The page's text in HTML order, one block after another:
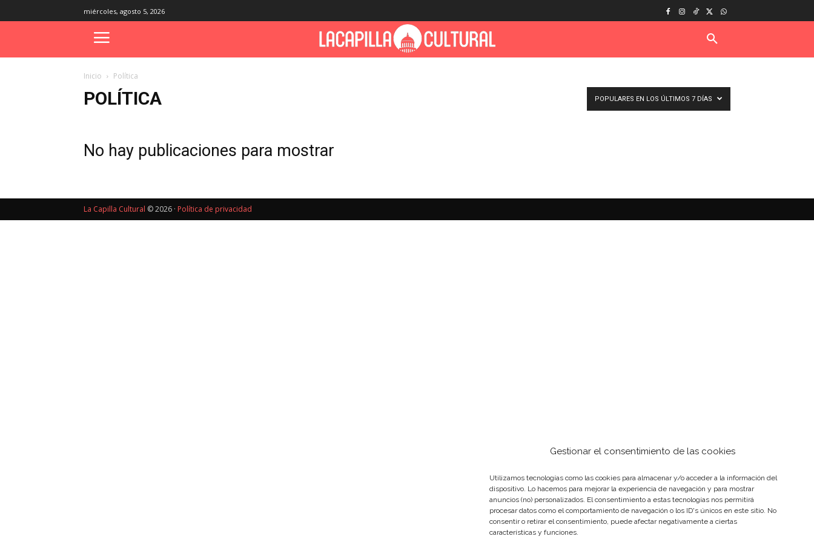
Gestionar el consentimiento de las cookies
Utilizamos tecnologías como las cookies para almacenar y/o acceder a la información del
dispositivo. Lo hacemos para mejorar la experiencia de navegación y para mostrar
anuncios (no) personalizados. El consentimiento a estas tecnologías nos permitirá
procesar datos como el comportamiento de navegación o los ID's únicos en este sitio. No
consentir o retirar el consentimiento, puede afectar negativamente a ciertas
características y funciones.
miércoles, agosto 5, 2026
Inicio Política
POLÍTICA POPULARES EN LOS ÚLTIMOS 7 DÍAS
No hay publicaciones para mostrar
La Capilla Cultural © 2026 · Política de privacidad